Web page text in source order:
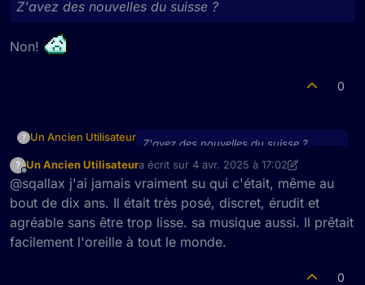
Z'avez des nouvelles du suisse ?
Non!
0
? Un Ancien Utilisateur Z'avez des nouvelles du suisse ?
Non!
?
Hors-ligne
Un Ancien Utilisateura écrit sur 4 avr. 2025 à 17:02
dernière édition par Un Ancien Utilisateur
@sqallax j'ai jamais vraiment su qui c'était, même au
bout de dix ans. Il était très posé, discret, érudit et
agréable sans être trop lisse. sa musique aussi. Il prêtait
facilement l'oreille à tout le monde.
0